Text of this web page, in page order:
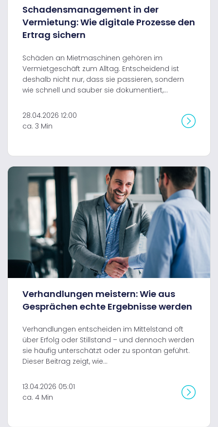
Schadensmanagement in der
Vermietung: Wie digitale Prozesse den
Ertrag sichern
Schäden an Mietmaschinen gehören im
Vermietgeschäft zum Alltag. Entscheidend ist
deshalb nicht nur, dass sie passieren, sondern
wie schnell und sauber sie dokumentiert,...
28.04.2026 12:00
ca. 3 Min
Verhandlungen meistern: Wie aus
Gesprächen echte Ergebnisse werden
Verhandlungen entscheiden im Mittelstand oft
über Erfolg oder Stillstand – und dennoch werden
sie häufig unterschätzt oder zu spontan geführt.
Dieser Beitrag zeigt, wie...
13.04.2026 05:01
ca. 4 Min